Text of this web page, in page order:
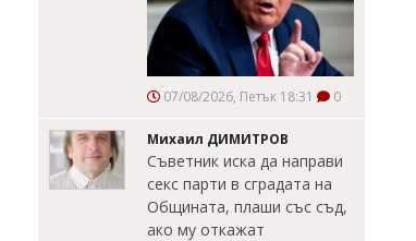
07/08/2026, Петък 18:31 0
Михаил ДИМИТРОВ
Съветник иска да направи
секс парти в сградата на
Общината, плаши със съд,
ако му откажат